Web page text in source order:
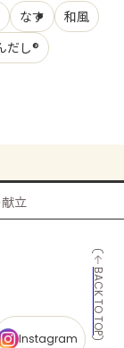
なす
和風
だし®
立
BACK TO TOP
Instagram